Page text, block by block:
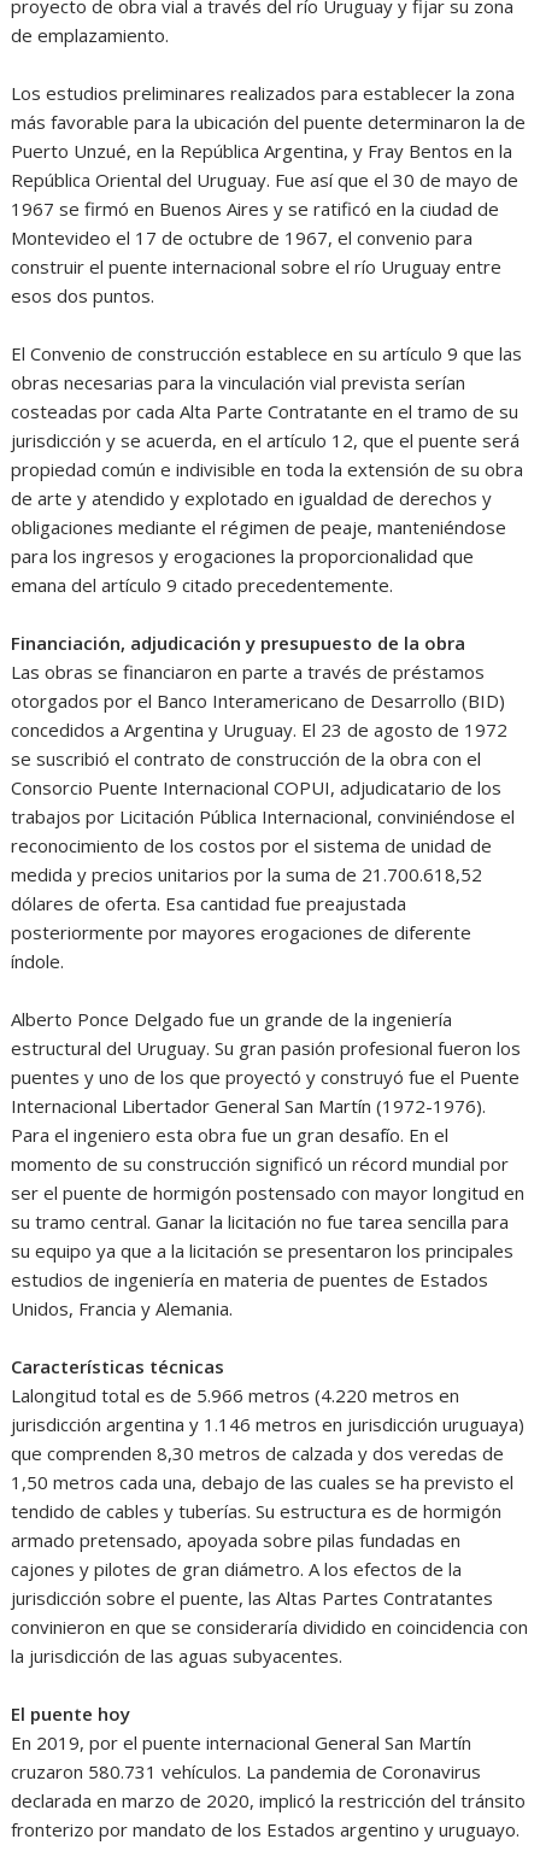
proyecto de obra vial a través del río Uruguay y fijar su zona
de emplazamiento.
Los estudios preliminares realizados para establecer la zona
más favorable para la ubicación del puente determinaron la de
Puerto Unzué, en la República Argentina, y Fray Bentos en la
República Oriental del Uruguay. Fue así que el 30 de mayo de
1967 se firmó en Buenos Aires y se ratificó en la ciudad de
Montevideo el 17 de octubre de 1967, el convenio para
construir el puente internacional sobre el río Uruguay entre
esos dos puntos.
El Convenio de construcción establece en su artículo 9 que las
obras necesarias para la vinculación vial prevista serían
costeadas por cada Alta Parte Contratante en el tramo de su
jurisdicción y se acuerda, en el artículo 12, que el puente será
propiedad común e indivisible en toda la extensión de su obra
de arte y atendido y explotado en igualdad de derechos y
obligaciones mediante el régimen de peaje, manteniéndose
para los ingresos y erogaciones la proporcionalidad que
emana del artículo 9 citado precedentemente.
Financiación, adjudicación y presupuesto de la obra
Las obras se financiaron en parte a través de préstamos
otorgados por el Banco Interamericano de Desarrollo (BID)
concedidos a Argentina y Uruguay. El 23 de agosto de 1972
se suscribió el contrato de construcción de la obra con el
Consorcio Puente Internacional COPUI, adjudicatario de los
trabajos por Licitación Pública Internacional, conviniéndose el
reconocimiento de los costos por el sistema de unidad de
medida y precios unitarios por la suma de 21.700.618,52
dólares de oferta. Esa cantidad fue preajustada
posteriormente por mayores erogaciones de diferente
índole.
Alberto Ponce Delgado fue un grande de la ingeniería
estructural del Uruguay. Su gran pasión profesional fueron los
puentes y uno de los que proyectó y construyó fue el Puente
Internacional Libertador General San Martín (1972-1976).
Para el ingeniero esta obra fue un gran desafío. En el
momento de su construcción significó un récord mundial por
ser el puente de hormigón postensado con mayor longitud en
su tramo central. Ganar la licitación no fue tarea sencilla para
su equipo ya que a la licitación se presentaron los principales
estudios de ingeniería en materia de puentes de Estados
Unidos, Francia y Alemania.
Características técnicas
Lalongitud total es de 5.966 metros (4.220 metros en
jurisdicción argentina y 1.146 metros en jurisdicción uruguaya)
que comprenden 8,30 metros de calzada y dos veredas de
1,50 metros cada una, debajo de las cuales se ha previsto el
tendido de cables y tuberías. Su estructura es de hormigón
armado pretensado, apoyada sobre pilas fundadas en
cajones y pilotes de gran diámetro. A los efectos de la
jurisdicción sobre el puente, las Altas Partes Contratantes
convinieron en que se consideraría dividido en coincidencia con
la jurisdicción de las aguas subyacentes.
El puente hoy
En 2019, por el puente internacional General San Martín
cruzaron 580.731 vehículos. La pandemia de Coronavirus
declarada en marzo de 2020, implicó la restricción del tránsito
fronterizo por mandato de los Estados argentino y uruguayo.